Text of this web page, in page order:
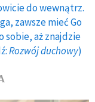
do wewnątrz.
zawsze mieć Go
sobie, aż znajdzie
Rozwój duchowy)